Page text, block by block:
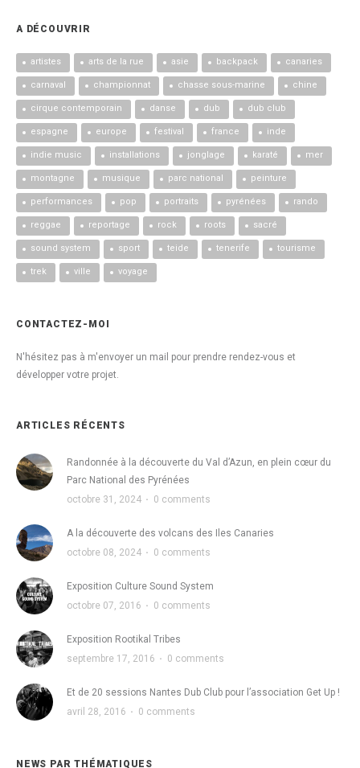
A DÉCOUVRIR
artistes arts de la rue asie backpack canaries
carnaval championnat chasse sous-marine chine
cirque contemporain danse dub dub club
espagne europe festival france inde
indie music installations jonglage karaté mer
montagne musique parc national peinture
performances pop portraits pyrénées rando
reggae reportage rock roots sacré
sound system sport teide tenerife tourisme
trek ville voyage
CONTACTEZ-MOI
N'hésitez pas à m'envoyer un mail pour prendre rendez-vous et
développer votre projet.
ARTICLES RÉCENTS
Randonnée à la découverte du Val d’Azun, en plein cœur du
Parc National des Pyrénées
octobre 31, 2024 · 0 comments
A la découverte des volcans des Iles Canaries
octobre 08, 2024 · 0 comments
Exposition Culture Sound System
octobre 07, 2016 · 0 comments
Exposition Rootikal Tribes
septembre 17, 2016 · 0 comments
Et de 20 sessions Nantes Dub Club pour l’association Get Up !
avril 28, 2016 · 0 comments
NEWS PAR THÉMATIQUES